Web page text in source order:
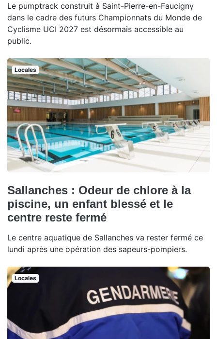
Le pumptrack construit à Saint-Pierre-en-Faucigny
dans le cadre des futurs Championnats du Monde de
Cyclisme UCI 2027 est désormais accessible au
public.
Locales
Sallanches : Odeur de chlore à la
piscine, un enfant blessé et le
centre reste fermé
Le centre aquatique de Sallanches va rester fermé ce
lundi après une opération des sapeurs-pompiers.
Locales